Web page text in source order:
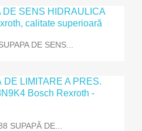
DE SENS...
SUPAPĂ DE...